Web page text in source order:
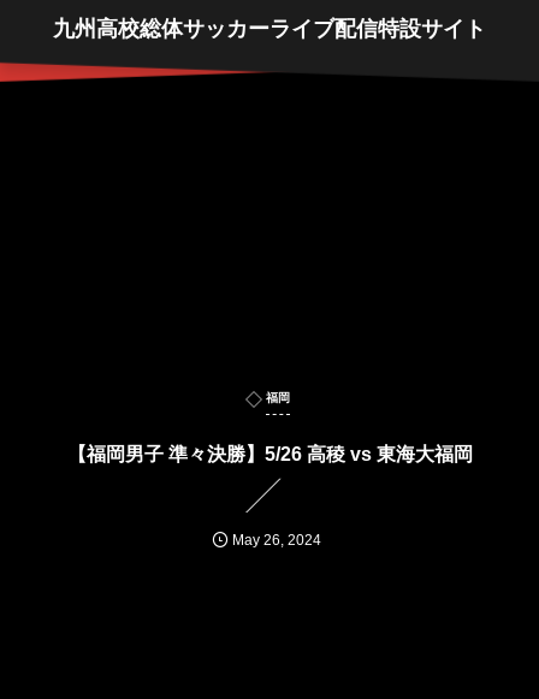
九州高校総体サッカーライブ配信特設サイト
福岡
【福岡男子 準々決勝】5/26 高稜 vs 東海大福岡
May 26,2024